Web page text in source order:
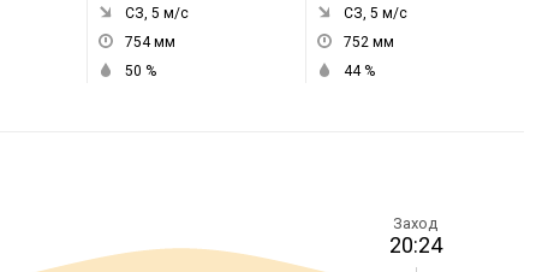
СЗ, 5 м/с
754мм
50 %
СЗ, 5 м/с
752 мм
44%
Заход
20:24